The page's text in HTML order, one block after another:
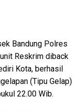
Bandung Polres
Reskrim diback
Kota, berhasil
(Tipu Gelap)
22.00 Wib.